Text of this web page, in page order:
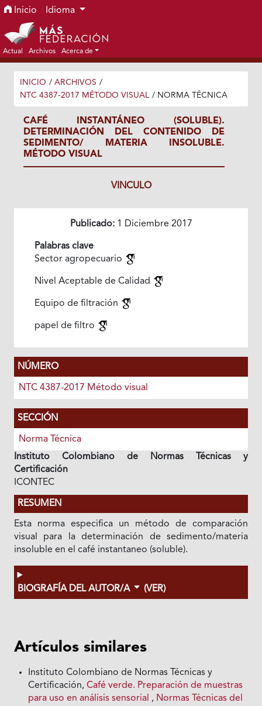
Ir al menú de navegación principal
Ir al contenido principal
Ir al pie de página del sitio
Inicio Idioma
Actual Archivos Acerca de
INICIO / ARCHIVOS /
NTC 4387-2017 MÉTODO VISUAL / NORMA TÉCNICA
CAFÉ INSTANTÁNEO (SOLUBLE).
DETERMINACIÓN DEL CONTENIDO DE
SEDIMENTO/ MATERIA INSOLUBLE.
MÉTODO VISUAL
VINCULO
Publicado:1 Diciembre 2017
Palabras clave
Sector agropecuario
Nivel Aceptable de Calidad
Equipo de filtración
papel de filtro
NÚMERO
NTC 4387-2017 Método visual
SECCIÓN
Norma Técnica
Instituto Colombiano de Normas Técnicas y
Certificación
ICONTEC
RESUMEN
Esta norma especifica un método de comparación
visual para la determinación de sedimento/materia
insoluble en el café instantaneo (soluble).
BIOGRAFÍA DEL AUTOR/A (VER)
Artículos similares
Instituto Colombiano de Normas Técnicas y
Certificación,Café verde. Preparación de muestras
para uso en análisis sensorial , Normas Técnicas del